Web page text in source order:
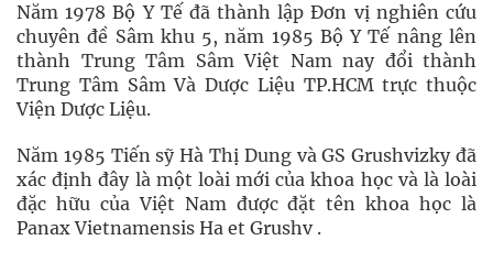
Năm 1978 Bộ Y Tế đã thành lập Đơn vị nghiên cứu
chuyên đề Sâm khu 5, năm 1985 Bộ Y Tế nâng lên
thành Trung Tâm Sâm Việt Nam nay đổi thành
Trung Tâm Sâm Và Dược Liệu TP.HCM trực thuộc
Viện Dược Liệu.
Năm 1985 Tiến sỹ Hà Thị Dung và GS Grushvizky đã
xác định đây là một loài mới của khoa học và là loài
đặc hữu của Việt Nam được đặt tên khoa học là
Panax Vietnamensis Ha et Grushv .